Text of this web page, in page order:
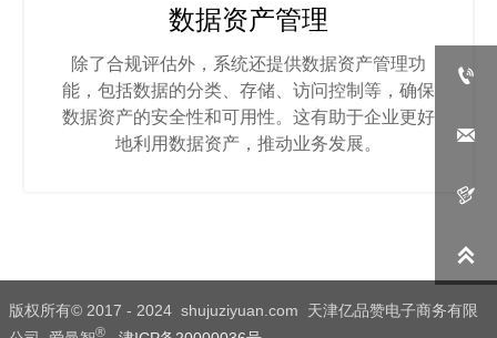
数据资产管理
除了合规评估外，系统还提供数据资产管理功
能，包括数据的分类、存储、访问控制等，确保
数据资产的安全性和可用性。这有助于企业更好
地利用数据资产，推动业务发展。
版权所有© 2017 - 2024 shujuziyuan.com 天津亿品赞电子商务有限
®



